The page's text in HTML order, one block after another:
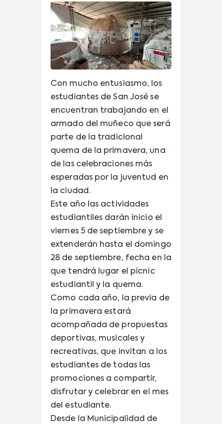
Con mucho entusiasmo, los
estudiantes de San José se
encuentran trabajando en el
armado del muñeco que será
parte de la tradicional
quema de la primavera, una
de las celebraciones más
esperadas por la juventud en
la ciudad.
Este año las actividades
estudiantiles darán inicio el
viernes 5 de septiembre y se
extenderán hasta el domingo
28 de septiembre, fecha en la
que tendrá lugar el picnic
estudiantil y la quema.
Como cada año, la previa de
la primavera estará
acompañada de propuestas
deportivas, musicales y
recreativas, que invitan a los
estudiantes de todas las
promociones a compartir,
disfrutar y celebrar en el mes
del estudiante.
Desde la Municipalidad de